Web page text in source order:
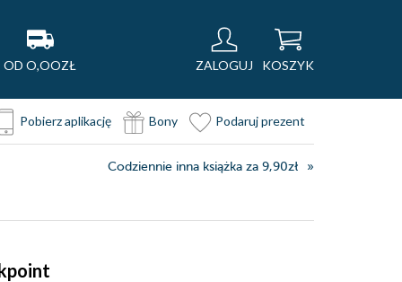
OD O,OOZŁ ZALOGUJ KOSZYK
Pobierz aplikację Bony Podaruj prezent
Codziennie inna książka za 9,90zł